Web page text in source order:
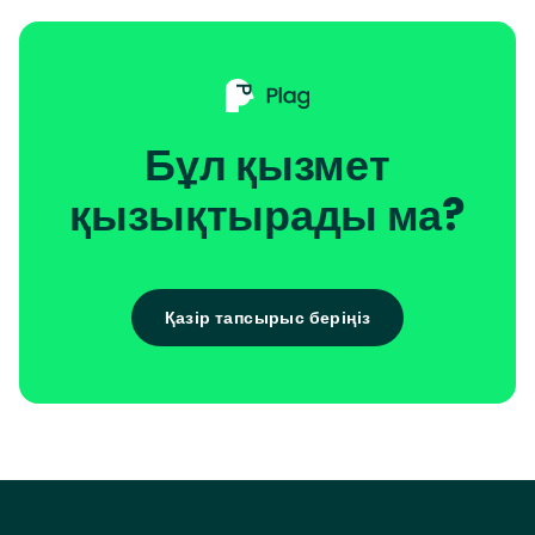
Бұл қызмет
қызықтырады ма?
Қазір тапсырыс беріңіз